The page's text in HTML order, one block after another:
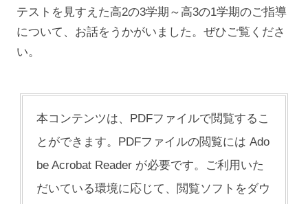
テストを見すえた高2の3学期～高3の1学期のご指導
について、お話をうかがいました。ぜひご覧くださ
い。
本コンテンツは、PDFファイルで閲覧するこ
とができます。PDFファイルの閲覧には Ado
be Acrobat Reader が必要です。ご利用いた
だいている環境に応じて、閲覧ソフトをダウ